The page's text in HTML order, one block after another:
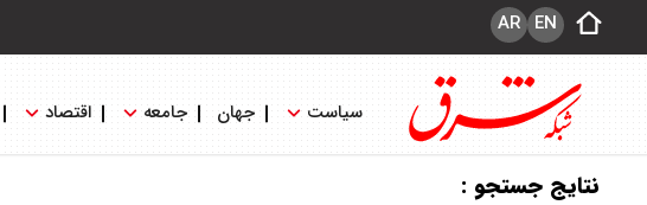
EN
AR
سیاست جهان جامعه اقتصاد
نتایج جستجو :